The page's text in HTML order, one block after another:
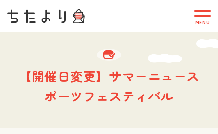
【開催日変更】サマーニュース
ポーツフェスティバル